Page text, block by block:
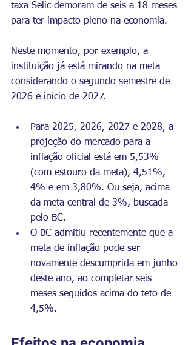
taxa Selic demoram de seis a 18 meses
para ter impacto pleno na economia.
Neste momento, por exemplo, a
instituição já está mirando na meta
considerando o segundo semestre de
2026 e início de 2027.
Para 2025, 2026, 2027 e 2028, a
projeção do mercado para a
inflação oficial está em 5,53%
(com estouro da meta), 4,51%,
4% e em 3,80%. Ou seja, acima
da meta central de 3%, buscada
pelo BC.
O BC admitiu recentemente que a
meta de inflação pode ser
novamente descumprida em junho
deste ano, ao completar seis
meses seguidos acima do teto de
4,5%.